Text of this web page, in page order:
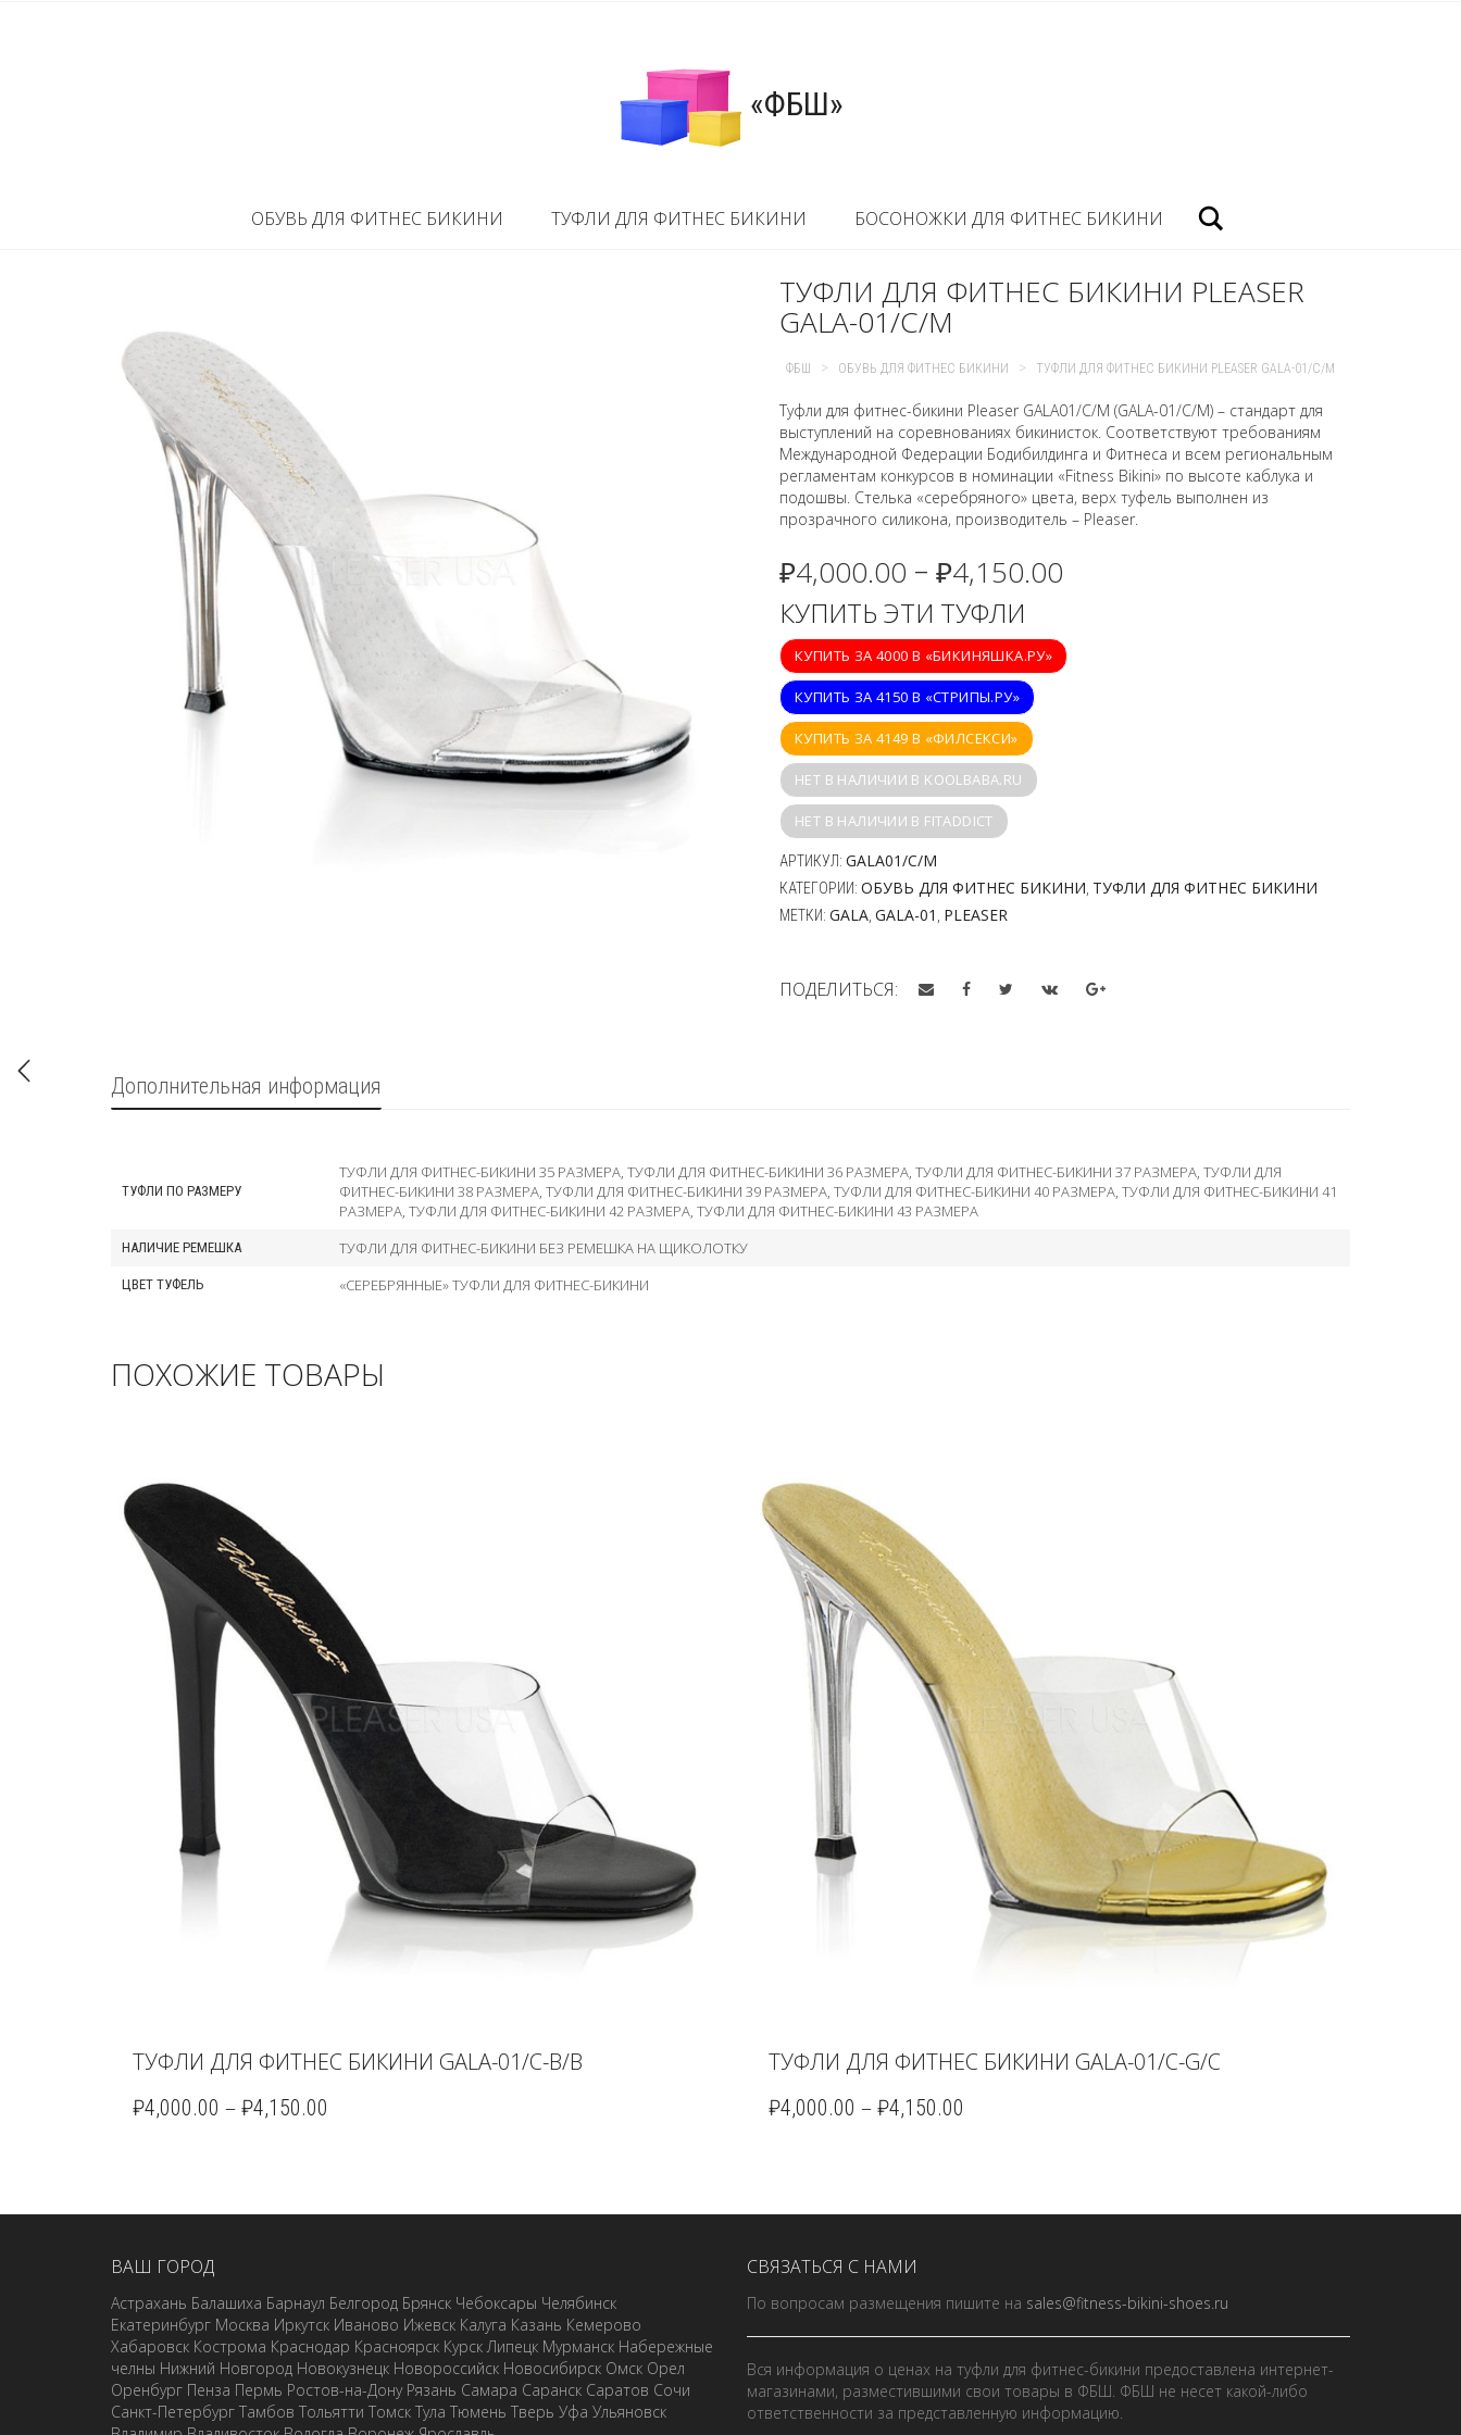
«ФБШ»
ОБУВЬ ДЛЯ ФИТНЕС БИКИНИ ТУФЛИ ДЛЯ ФИТНЕС БИКИНИ БОСОНОЖКИ ДЛЯ ФИТНЕС БИКИНИ
ТУФЛИ ДЛЯ ФИТНЕС БИКИНИ PLEASER
GALA-01/C/M
ФБШ > ОБУВЬ ДЛЯ ФИТНЕС БИКИНИ > ТУФЛИ ДЛЯ ФИТНЕС БИКИНИ PLEASER GALA-01/C/M
Туфли для фитнес-бикини Pleaser GALA01/C/M (GALA-01/C/M) – стандарт для
выступлений на соревнованиях бикинисток. Соответствуют требованиям
Международной Федерации Бодибилдинга и Фитнеса и всем региональным
регламентам конкурсов в номинации «Fitness Bikini» по высоте каблука и
подошвы. Стелька «серебряного» цвета, верх туфель выполнен из
прозрачного силикона, производитель – Pleaser.
₽4,000.00 – ₽4,150.00
КУПИТЬ ЭТИ ТУФЛИ
КУПИТЬ ЗА 4000 В «БИКИНЯШКА.РУ»
КУПИТЬ ЗА 4150 В «СТРИПЫ.РУ»
КУПИТЬ ЗА 4149 В «ФИЛСЕКСИ»
НЕТ В НАЛИЧИИ В KOOLBABA.RU
НЕТ В НАЛИЧИИ В FITADDICT
АРТИКУЛ: GALA01/C/M
КАТЕГОРИИ: ОБУВЬ ДЛЯ ФИТНЕС БИКИНИ ТУФЛИ ДЛЯ ФИТНЕС БИКИНИ
МЕТКИ: GALA GALA-01 PLEASER
ПОДЕЛИТЬСЯ:
Дополнительная информация
ТУФЛИ ПО РАЗМЕРУ
ТУФЛИ ДЛЯ ФИТНЕС-БИКИНИ 35 РАЗМЕРА, ТУФЛИ ДЛЯ ФИТНЕС-БИКИНИ 36 РАЗМЕРА, ТУФЛИ ДЛЯ ФИТНЕС-БИКИНИ 37 РАЗМЕРА, ТУФЛИ ДЛЯ
ФИТНЕС-БИКИНИ 38 РАЗМЕРА, ТУФЛИ ДЛЯ ФИТНЕС-БИКИНИ 39 РАЗМЕРА, ТУФЛИ ДЛЯ ФИТНЕС-БИКИНИ 40 РАЗМЕРА, ТУФЛИ ДЛЯ ФИТНЕС-БИКИНИ 41
РАЗМЕРА, ТУФЛИ ДЛЯ ФИТНЕС-БИКИНИ 42 РАЗМЕРА, ТУФЛИ ДЛЯ ФИТНЕС-БИКИНИ 43 РАЗМЕРА
НАЛИЧИЕ РЕМЕШКА ТУФЛИ ДЛЯ ФИТНЕС-БИКИНИ БЕЗ РЕМЕШКА НА ЩИКОЛОТКУ
ЦВЕТ ТУФЕЛЬ «СЕРЕБРЯННЫЕ» ТУФЛИ ДЛЯ ФИТНЕС-БИКИНИ
ПОХОЖИЕ ТОВАРЫ
ТУФЛИ ДЛЯ ФИТНЕС БИКИНИ GALA-01/C-B/B
₽4,000.00 – ₽4,150.00
ТУФЛИ ДЛЯ ФИТНЕС БИКИНИ GALA-01/C-G/C
₽4,000.00 – ₽4,150.00
ВАШ ГОРОД
Астрахань Балашиха Барнаул Белгород Брянск Чебоксары Челябинск
Екатеринбург Москва Иркутск Иваново Ижевск Калуга Казань Кемерово
Хабаровск Кострома Краснодар Красноярск Курск Липецк Мурманск Набережные
челны Нижний Новгород Новокузнецк Новороссийск Новосибирск Омск Орел
Оренбург Пенза Пермь Ростов-на-Дону Рязань Самара Саранск Саратов Сочи
Санкт-Петербург Тамбов Тольятти Томск Тула Тюмень Тверь Уфа Ульяновск
СВЯЗАТЬСЯ С НАМИ
По вопросам размещения пишите на sales@fitness-bikini-shoes.ru
Вся информация о ценах на туфли для фитнес-бикини предоставлена интернет-
магазинами, разместившими свои товары в ФБШ. ФБШ не несет какой-либо
ответственности за представленную информацию.